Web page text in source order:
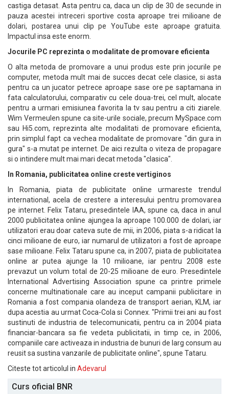
castiga detasat. Asta pentru ca, daca un clip de 30 de secunde in
pauza acestei intreceri sportive costa aproape trei milioane de
dolari, postarea unui clip pe YouTube este aproape gratuita.
Impactul insa este enorm.
Jocurile PC reprezinta o modalitate de promovare eficienta
O alta metoda de promovare a unui produs este prin jocurile pe
computer, metoda mult mai de succes decat cele clasice, si asta
pentru ca un jucator petrece aproape sase ore pe saptamana in
fata calculatorului, comparativ cu cele doua-trei, cel mult, alocate
pentru a urmari emisiunea favorita la tv sau pentru a citi ziarele.
Wim Vermeulen spune ca site-urile sociale, precum MySpace.com
sau Hi5.com, reprezinta alte modalitati de promovare eficienta,
prin simplul fapt ca vechea modalitate de promovare "din gura in
gura" s-a mutat pe internet. De aici rezulta o viteza de propagare
si o intindere mult mai mari decat metoda "clasica".
In Romania, publicitatea online creste vertiginos
In Romania, piata de publicitate online urmareste trendul
international, acela de crestere a interesului pentru promovarea
pe internet. Felix Tataru, presedintele IAA, spune ca, daca in anul
2000 publicitatea online ajungea la aproape 100.000 de dolari, iar
utilizatori erau doar cateva sute de mii, in 2006, piata s-a ridicat la
cinci milioane de euro, iar numarul de utilizatori a fost de aproape
sase milioane. Felix Tataru spune ca, in 2007, piata de publicitatea
online ar putea ajunge la 10 milioane, iar pentru 2008 este
prevazut un volum total de 20-25 milioane de euro. Presedintele
International Advertising Association spune ca printre primele
concerne multinationale care au inceput campanii publicitare in
Romania a fost compania olandeza de transport aerian, KLM, iar
dupa acestia au urmat Coca-Cola si Connex. "Primii trei ani au fost
sustinuti de industria de telecomunicatii, pentru ca in 2004 piata
financiar-bancara sa fie vedeta publicitatii, in timp ce, in 2006,
companiile care activeaza in industria de bunuri de larg consum au
reusit sa sustina vanzarile de publicitate online", spune Tataru.
Citeste tot articolul in Adevarul
Curs oficial BNR